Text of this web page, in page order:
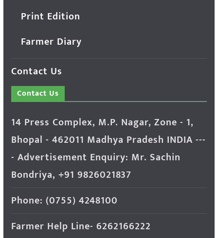
Print Edition
Farmer Diary
Contact Us
Contact Us
14 Press Complex, M.P. Nagar, Zone - 1,
Bhopal - 462011 Madhya Pradesh INDIA ---
- Advertisement Enquiry: Mr. Sachin
Bondriya, +91 9826021837
Phone: (0755) 4248100
Farmer Help Line- 6262166222